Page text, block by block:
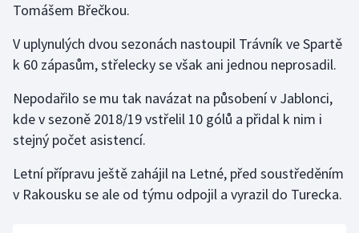
Golf
Gymnastika
Házená
Jezdectví
Tomášem Břečkou.
V uplynulých dvou sezonách nastoupil Trávník ve Spartě
k 60 zápasům, střelecky se však ani jednou neprosadil.
Nepodařilo se mu tak navázat na působení v Jablonci,
kde v sezoně 2018/19 vstřelil 10 gólů a přidal k nim i
stejný počet asistencí.
Letní přípravu ještě zahájil na Letné, před soustředěním
v Rakousku se ale od týmu odpojil a vyrazil do Turecka.